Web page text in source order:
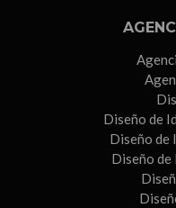
Diseño de
Diseño de
Diseño de